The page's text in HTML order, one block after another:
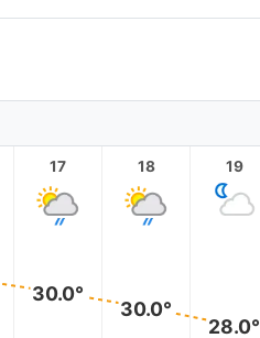
17
30.0°
18
30.0°
19
28.0°